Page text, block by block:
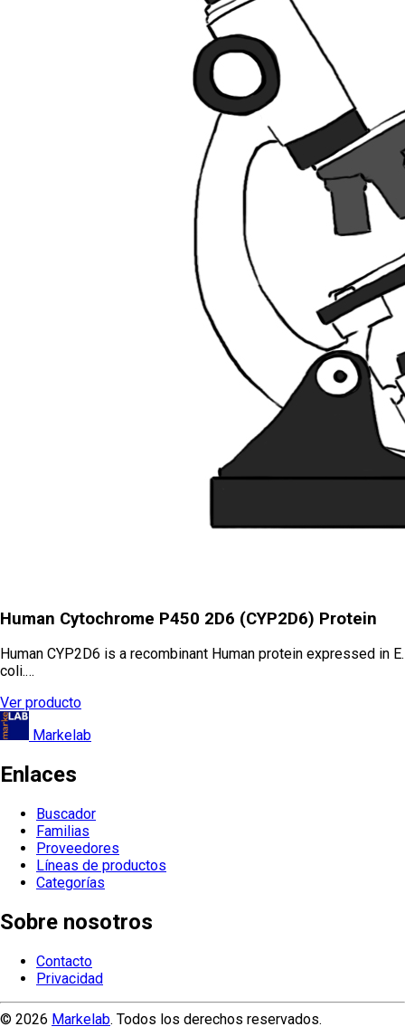
Human Cytochrome P450 2D6 (CYP2D6) Protein
Human CYP2D6 is a recombinant Human protein expressed in E.
coli.…
Ver producto
Markelab
Enlaces
Buscador
Familias
Proveedores
Líneas de productos
Categorías
Sobre nosotros
Contacto
Privacidad
© 2026 Markelab. Todos los derechos reservados.